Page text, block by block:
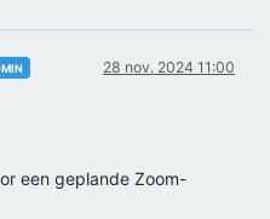
28 nov. 2024 11:00
een geplande Zoom-